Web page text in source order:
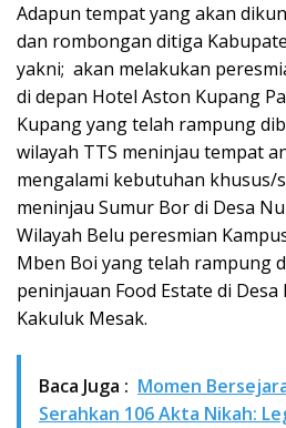
Adapun tempat yang akan
dan rombongan ditiga
yakni; akan melakukan
di depan Hotel Aston Kupang
Kupang yang telah rampung
wilayah TTS meninjau tempat
mengalami kebutuhan
meninjau Sumur Bor di Desa
Wilayah Belu peresmian
Mben Boi yang telah rampung
peninjauan Food Estate di Desa
Kakuluk Mesak.
Baca Juga : Momen
Serahkan 106 Akta Nikah: